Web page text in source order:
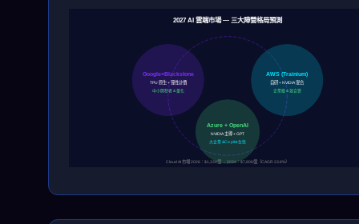
2027 AI 雲端市場 — 三大陣營格局預測
Google×Blackstone
TPU 原生 + 彈性計價
中小開發者 & 量化
AWS (Trainium)
自研 + NVIDIA 混合
企業級 & 混合雲
Azure + OpenAI
NVIDIA 主導 + GPT
大企業 & Copilot 生態
Cloud AI 市場 2026：$1,334億 → 2034：$7,806億（CAGR 23.8%）